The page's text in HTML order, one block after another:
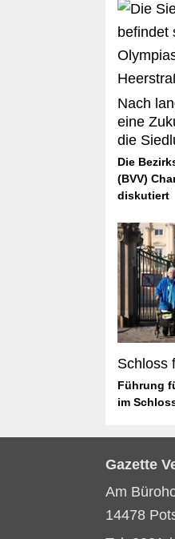
Nach
eine
die
Die
(BVV)
diskutiert
Schloss
Führung
im
Gazette
Am
14478